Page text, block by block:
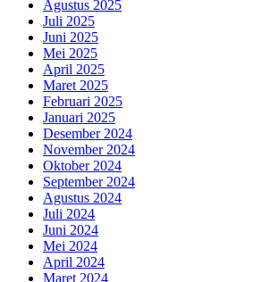
Agustus 2025
Juli 2025
Juni 2025
Mei 2025
April 2025
Maret 2025
Februari 2025
Januari 2025
Desember 2024
November 2024
Oktober 2024
September 2024
Agustus 2024
Juli 2024
Juni 2024
Mei 2024
April 2024
Maret 2024